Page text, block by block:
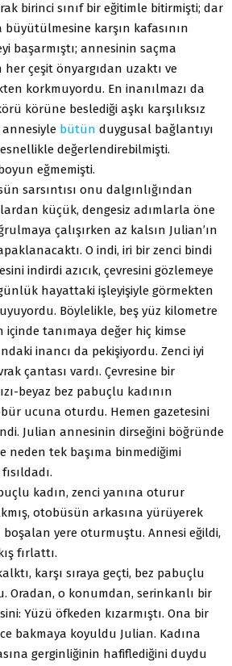
birinci sınıf bir eğitimle bitirmişti; dar
büyütülmesine karşın kafasının
başarmıştı; annesinin saçma
çeşit önyargıdan uzaktı ve
korkmuyordu. En inanılmazı da
körüne beslediği aşkı karşılıksız
annesiyle bütün duygusal bağlantıyı
değerlendirebilmişti.
eğmemişti.
sarsıntısı onu dalgınlığından
küçük, dengesiz adımlarla öne
çalışırken az kalsın Julian’ın
O indi, iri bir zenci bindi
indirdi azıcık, çevresini gözlemeye
hayattaki işleyişiyle görmekten
Böylelikle, beş yüz kilometre
içinde tanımaya değer hiç kimse
inancı da pekişiyordu. Zenci iyi
çantası vardı. Çevresine bir
beyaz bez pabuçlu kadının
ucuna oturdu. Hemen gazetesini
Julian annesinin dirseğini böğründe
neden tek başıma binmediğimi
kadın, zenci yanına oturur
otobüsün arkasına yürüyerek
yere oturmuştu. Annesi eğildi,
fırlattı.
karşı sıraya geçti, bez pabuçlu
Oradan, o konumdan, serinkanlı bir
Yüzü öfkeden kızarmıştı. Ona bir
bakmaya koyuldu Julian. Kadına
gerginliğinin hafiflediğini duydu